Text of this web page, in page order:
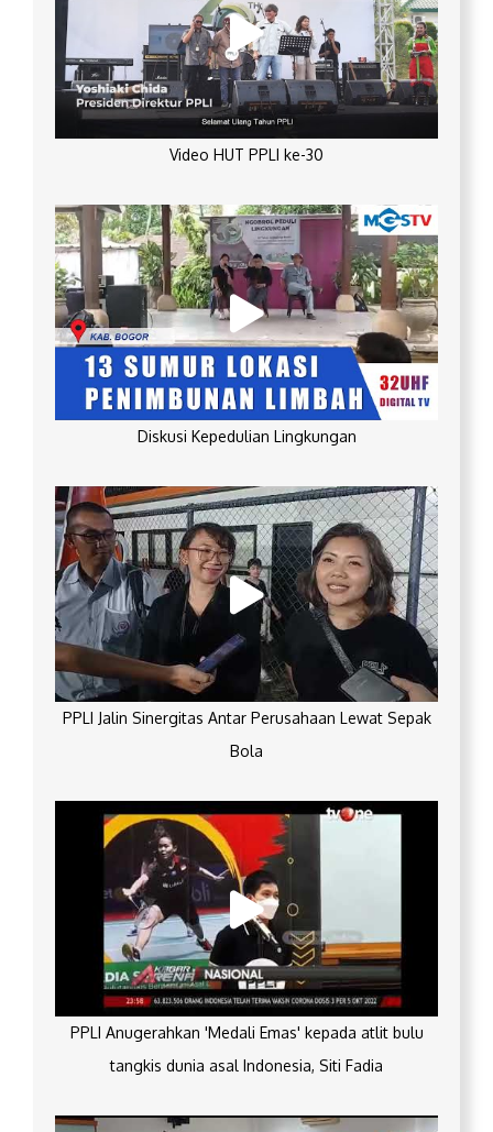
Video HUT PPLI ke-30
Diskusi Kepedulian Lingkungan
PPLI Jalin Sinergitas Antar Perusahaan Lewat Sepak
Bola
PPLI Anugerahkan 'Medali Emas' kepada atlit bulu
tangkis dunia asal Indonesia, Siti Fadia